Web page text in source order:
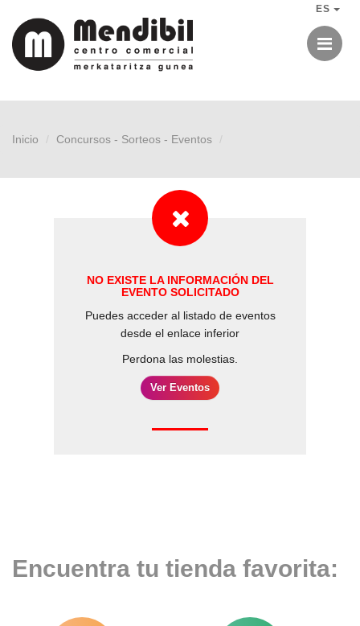
ES
Inicio Concursos - Sorteos - Eventos
NO EXISTE LA INFORMACIÓN DEL
EVENTO SOLICITADO
Puedes acceder al listado de eventos
desde el enlace inferior
Perdona las molestias.
Ver Eventos
Encuentra tu tienda favorita: